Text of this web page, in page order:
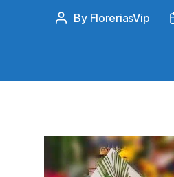
Post
By FloreriasVip